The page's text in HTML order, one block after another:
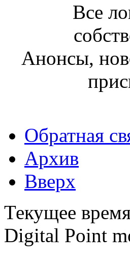
Все
Анонсы,
Обратная
Архив
Вверх
Текущее
Digital Point